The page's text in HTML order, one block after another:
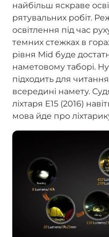
найбільш яскраве
рятувальних робіт.
освітлення під час
темних стежках в
рівня Mid буде
наметовому таборі.
підходить для
всередині намету.
ліхтаря E15 (2016)
мова йде про